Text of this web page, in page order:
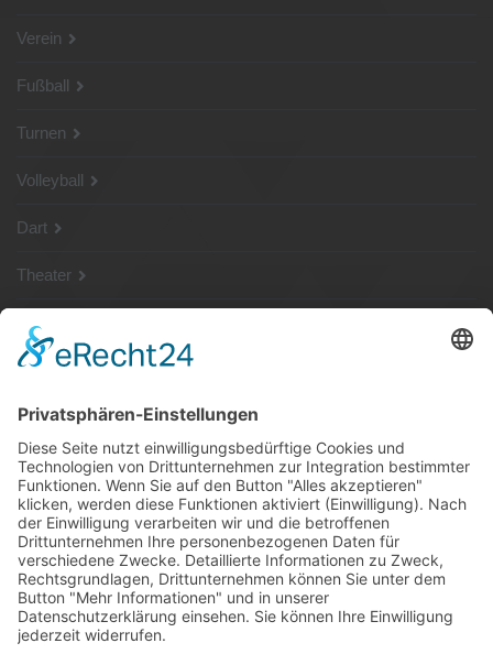
Verein
Fußball
Turnen
Volleyball
Dart
Theater
SG Shop
Sponsoren
Kontakt
Social Media
Rechtliches